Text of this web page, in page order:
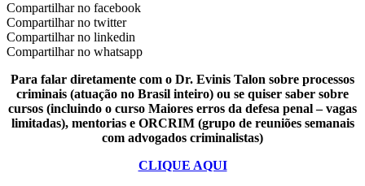
Compartilhar no facebook
Compartilhar no twitter
Compartilhar no linkedin
Compartilhar no whatsapp
Para falar diretamente com o Dr. Evinis Talon sobre processos
criminais (atuação no Brasil inteiro) ou se quiser saber sobre
cursos (incluindo o curso Maiores erros da defesa penal – vagas
limitadas), mentorias e ORCRIM (grupo de reuniões semanais
com advogados criminalistas)
CLIQUE AQUI